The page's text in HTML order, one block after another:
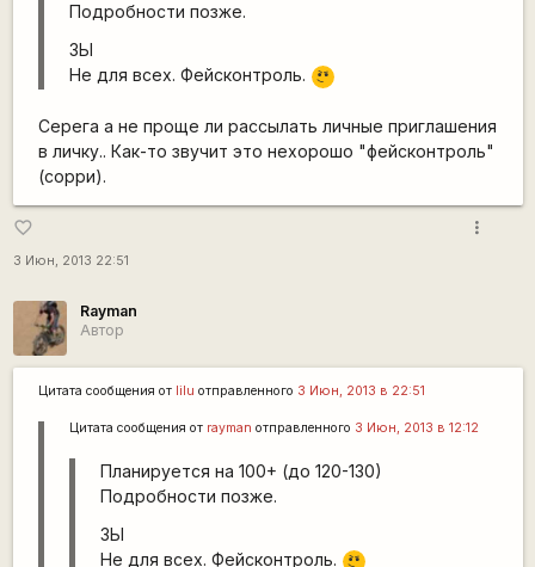
Подробности позже.
ЗЫ
Не для всех. Фейсконтроль.
\m
/
Серега а не проще ли рассылать личные приглашения
в личку.. Как-то звучит это нехорошо "фейсконтроль"
(сорри).
favorite_border
3 Июн, 2013 22:51
more_vert
Rаyman
Автор
Цитата сообщения от lilu отправленного 3 Июн, 2013 в 22:51
Цитата сообщения от rаyman отправленного 3 Июн, 2013 в 12:12
Планируется на 100+ (до 120-130)
Подробности позже.
ЗЫ
Не для всех. Фейсконтроль.
\m